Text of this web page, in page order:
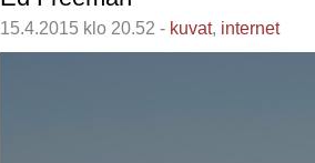
15.4.2015 klo 20.52 - kuvat, internet